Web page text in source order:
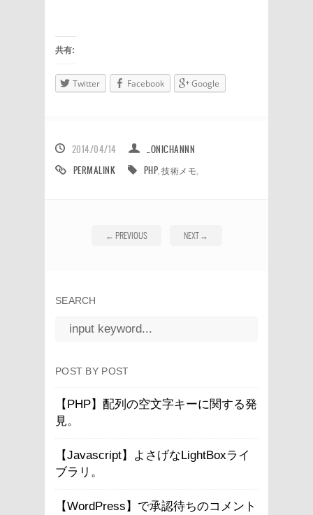
共有:
Twitter Facebook Google
2014/04/14
_ONICHANNN
PERMALINK
PHP ,技術メモ
← PREVIOUS NEXT→
SEARCH
POST BY POST
【PHP】配列の空文字キーに関する発
見。
【Javascript】よさげなLightBoxライ
ブラリ。
【WordPress】で承認待ちのコメント